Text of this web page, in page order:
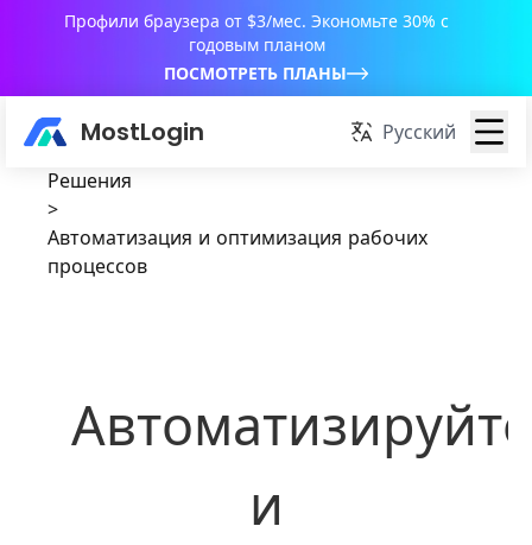
Профили браузера от $3/мес. Экономьте 30% с
годовым планом
ПОСМОТРЕТЬ ПЛАНЫ
MostLogin Русский
Решения
>
Автоматизация и оптимизация рабочих
процессов
Автоматизируйте
и